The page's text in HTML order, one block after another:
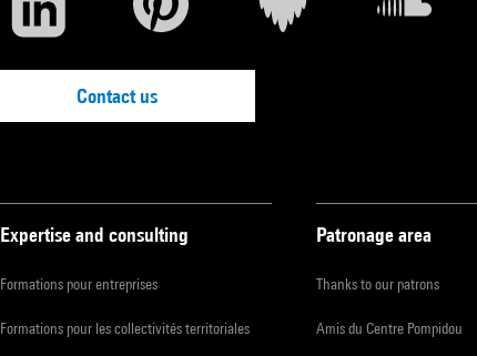
Contact us
Expertise and consulting
Formations pour entreprises
Formations pour les collectivités territoriales
Patronage area
Thanks to our patrons
Amis du Centre Pompidou